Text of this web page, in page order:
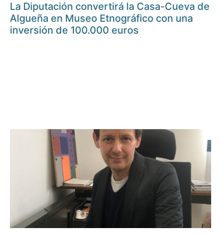
La Diputación convertirá la Casa-Cueva de
Algueña en Museo Etnográfico con una
inversión de 100.000 euros